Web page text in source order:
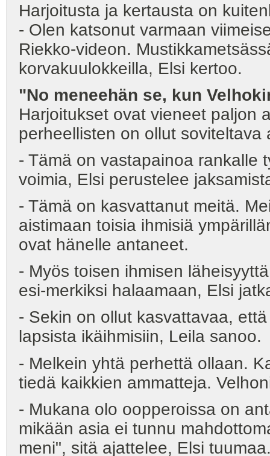
Harjoitusta ja kertausta on
- Olen katsonut varmaan
Riekko-videon.
korvakuulokkeilla, Elsi kertoo.
"No meneehän se, kun
Harjoitukset ovat vieneet paljon
perheellisten on ollut soviteltava
- Tämä on vastapainoa rankalle
voimia, Elsi perustelee
- Tämä on kasvattanut meitä.
aistimaan toisia ihmisiä
ovat hänelle antaneet.
- Myös toisen ihmisen
esi-merkiksi halaamaan, Elsi
- Sekin on ollut kasvattavaa,
lapsista ikäihmisiin, Leila sanoo.
- Melkein yhtä perhettä ollaan.
tiedä kaikkien ammatteja.
- Mukana olo oopperoissa on
mikään asia ei tunnu
meni", sitä ajattelee, Elsi